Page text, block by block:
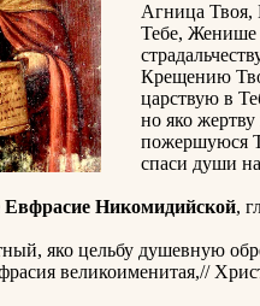
Агница Твоя,
Тебе,
Крещению
царствую в
но яко
пожершуюся
спаси души
Евфрасие Никомидийской,
яко цельбу душевную
великоименитая,//